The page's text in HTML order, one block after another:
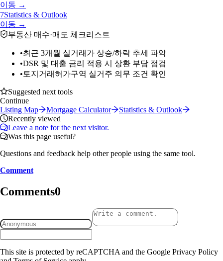
이동 →
7Statistics & Outlook
이동 →
부동산 매수·매도 체크리스트
•최근 3개월 실거래가 상승/하락 추세 파악
•DSR 및 대출 금리 적용 시 상환 부담 점검
• 토지거래허가구역 실거주 의무 조건 확인
Suggested next tools
Continue
Listing Map
Mortgage Calculator
Statistics & Outlook
Recently viewed
Leave a note for the next visitor.
Was this page useful?
Questions and feedback help other people using the same tool.
Comment
Comments0
This site is protected by reCAPTCHA and the Google Privacy Policy